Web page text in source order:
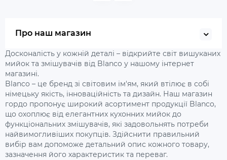
Про наш магазин
Досконалість у кожній деталі – відкрийте світ вишуканих
мийок та змішувачів від Blanco у нашому інтернет
магазині.
Blanco – це бренд зі світовим ім'ям, який втілює в собі
німецьку якість, інноваційність та дизайн. Наш магазин
гордо пропонує широкий асортимент продукції Blanco,
що охоплює від елегантних кухонних мийок до
функціональних змішувачів, які задовольнять потреби
найвимогливіших покупців. Здійснити правильний
вибір вам допоможе детальний опис кожного товару,
зазначення його характеристик та переваг.